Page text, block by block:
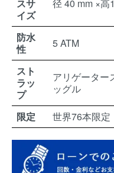
スサ
イズ
径 40 mm ×高
防水
性
5 ATM
スト
ラッ
プ
アリゲーター
ッグル
限定 世界76本限定